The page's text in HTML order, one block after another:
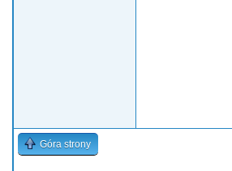
Góra strony